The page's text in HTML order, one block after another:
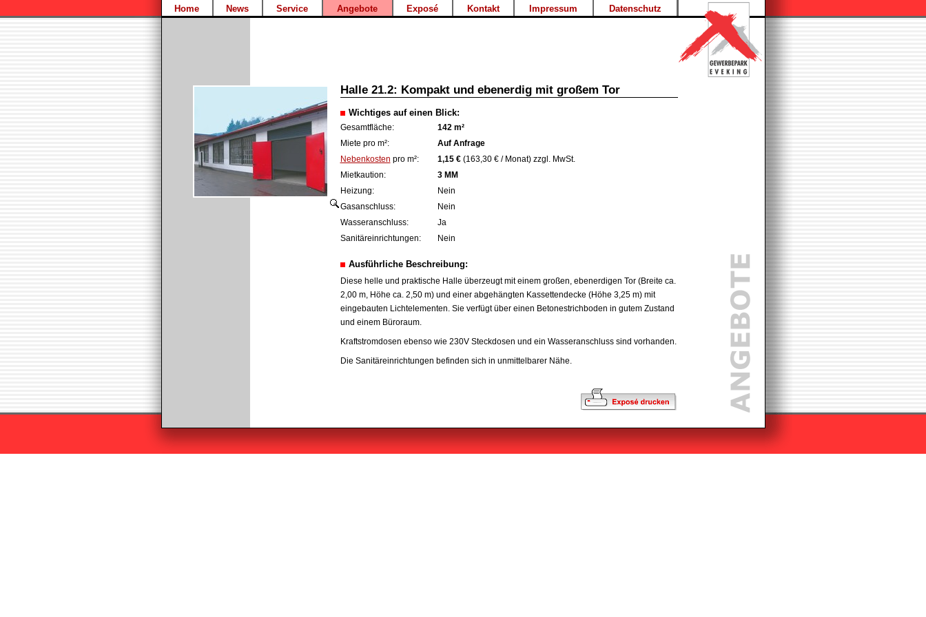
Home News Service Angebote Exposé Kontakt Impressum Datenschutz
Halle 21.2: Kompakt und ebenerdig mit großem Tor
Wichtiges auf einen Blick:
Gesamtfläche:
142 m²
Miete pro m²:
Auf Anfrage
Nebenkosten pro m²: 1,15 €(163,30 € / Monat) zzgl. MwSt.
Mietkaution:
3 MM
Heizung:
Nein
Gasanschluss:
Nein
Wasseranschluss:
Ja
Sanitäreinrichtungen:
Nein
Ausführliche Beschreibung:
Diese helle und praktische Halle überzeugt mit einem großen, ebenerdigen Tor (Breite ca.
2,00 m, Höhe ca. 2,50 m) und einer abgehängten Kassettendecke (Höhe 3,25 m) mit
eingebauten Lichtelementen. Sie verfügt über einen Betonestrichboden in gutem Zustand
und einem Büroraum.
Kraftstromdosen ebenso wie 230V Steckdosen und ein Wasseranschluss sind vorhanden.
Die Sanitäreinrichtungen befinden sich in unmittelbarer Nähe.